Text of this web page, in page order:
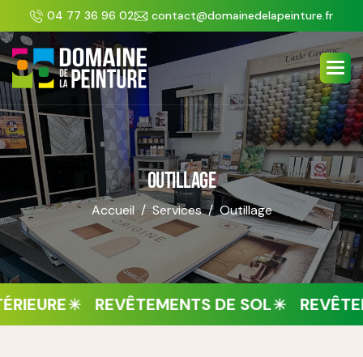
04 77 36 96 02 contact@domainedelapeinture.fr
OUTILLAGE
Accueil Services Outillage
REVÊTEMENTS DE SOL
Panneau de gestion des cookies